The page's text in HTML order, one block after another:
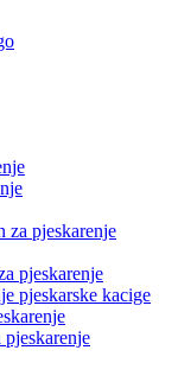
za pjeskarenje
pjeskarenje
pjeskarske kacige
pjeskarenje